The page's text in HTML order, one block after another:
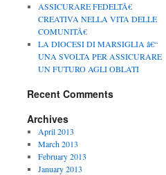
ASSICURARE FEDELTÃ€
CREATIVA NELLA VITA DELLE
COMUNITÃ€
LA DIOCESI DI MARSIGLIA â€“
UNA SVOLTA PER ASSICURARE
UN FUTURO AGLI OBLATI
Recent Comments
Archives
April 2013
March 2013
February 2013
January 2013